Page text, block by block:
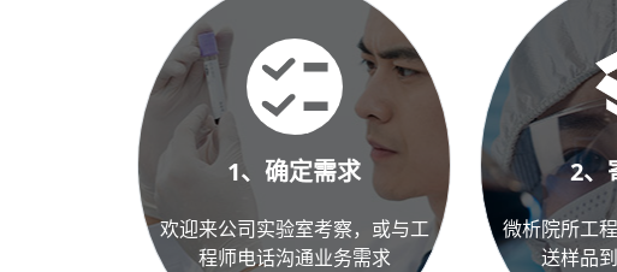
1、确定需求
欢迎来公司实验室考察，或与工
程师电话沟通业务需求
2、
微析院所工
送样品